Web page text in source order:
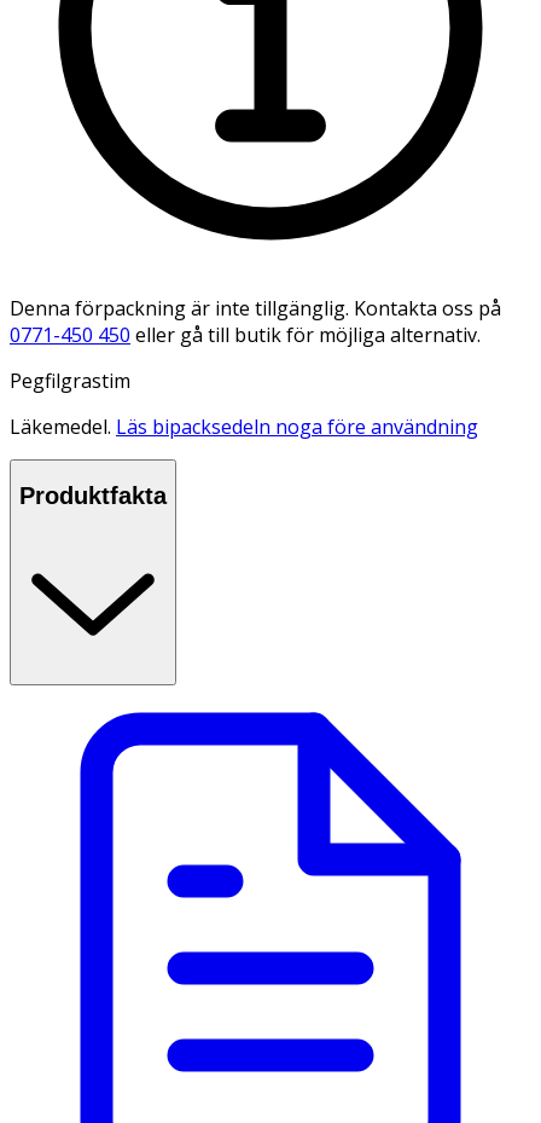
Denna förpackning är inte tillgänglig. Kontakta oss på
0771-450 450 eller gå till butik för möjliga alternativ.
Pegfilgrastim
Läkemedel. Läs bipacksedeln noga före användning
Produktfakta